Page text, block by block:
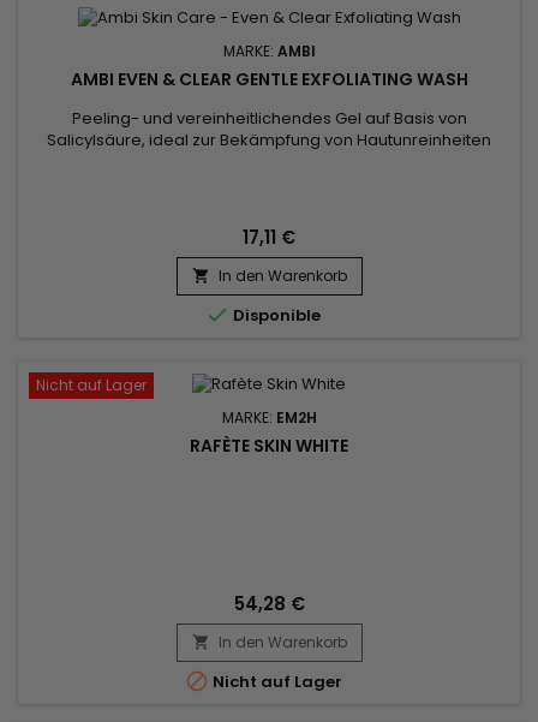
MARKE: AMBI
AMBI EVEN & CLEAR GENTLE EXFOLIATING WASH
Peeling- und vereinheitlichendes Gel auf Basis von
Salicylsäure, ideal zur Bekämpfung von Hautunreinheiten
Unreinheiten, überschüssigen Talg und Make-up-
Rückstände.&nbsp; Die...
17,11 €
 In den Warenkorb
 Disponible
Nicht auf Lager
MARKE: EM2H
RAFÈTE SKIN WHITE
54,28 €
 In den Warenkorb
 Nicht auf Lager